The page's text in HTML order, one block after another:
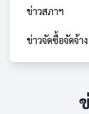
ข่าวสภาฯ
ข่าวจัดซื้อจัดจ้าง